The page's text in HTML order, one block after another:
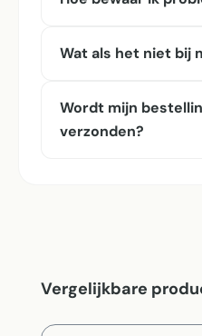
Wat als het niet bij
Wordt mijn
verzonden?
Productgalerij overslaan
Vergelijkbare